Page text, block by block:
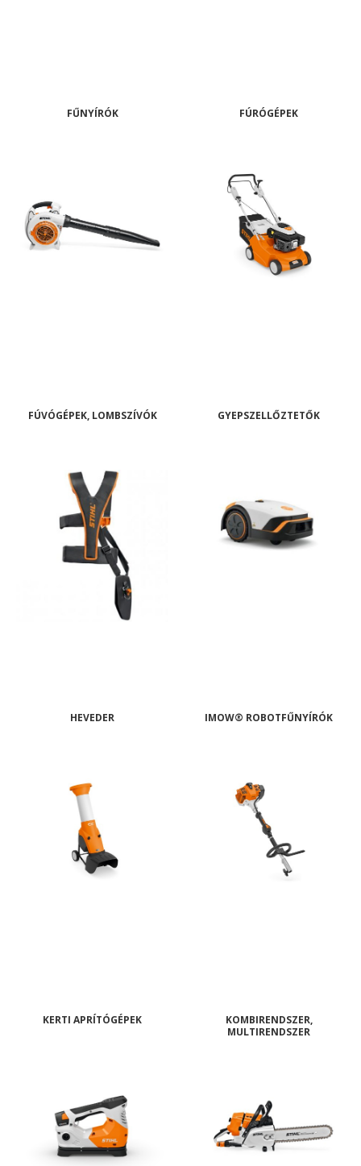
FŰNYÍRÓK FÚRÓGÉPEK
FÚVÓGÉPEK, LOMBSZÍVÓK GYEPSZELLŐZTETŐK
HEVEDER IMOW® ROBOTFŰNYÍRÓK
KERTI APRÍTÓGÉPEK
KOMBIRENDSZER,
MULTIRENDSZER